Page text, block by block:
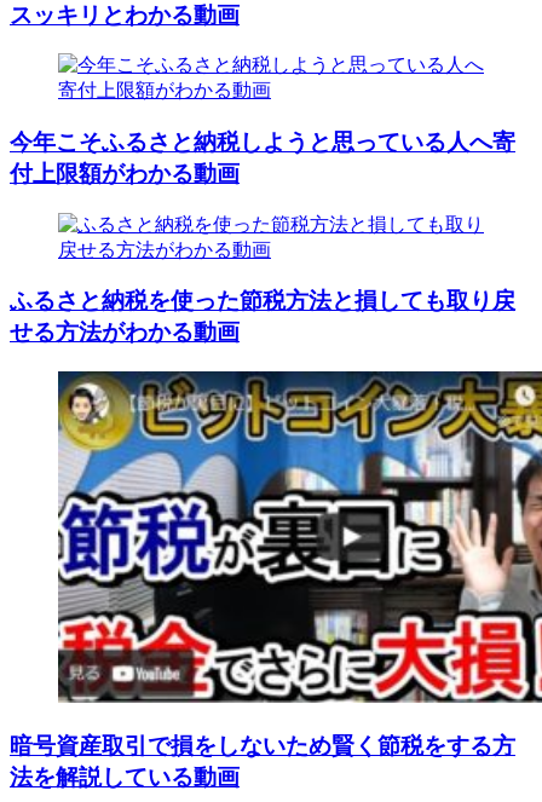
スッキリとわかる動画
今年こそふるさと納税しようと思っている人へ寄
付上限額がわかる動画
ふるさと納税を使った節税方法と損しても取り戻
せる方法がわかる動画
暗号資産取引で損をしないため賢く節税をする方
法を解説している動画